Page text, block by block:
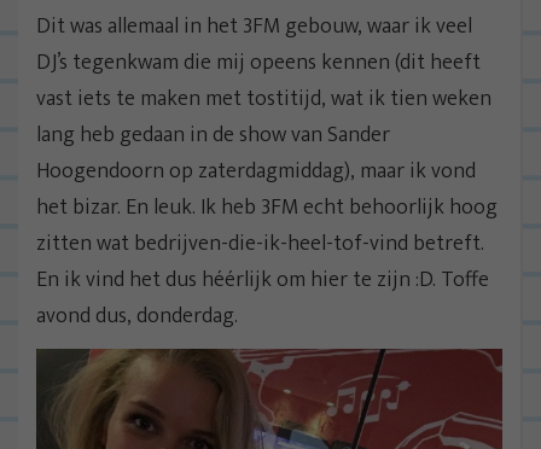
Dit was allemaal in het 3FM gebouw, waar ik veel
DJ’s tegenkwam die mij opeens kennen (dit heeft
vast iets te maken met tostitijd, wat ik tien weken
lang heb gedaan in de show van Sander
Hoogendoorn op zaterdagmiddag), maar ik vond
het bizar. En leuk. Ik heb 3FM echt behoorlijk hoog
zitten wat bedrijven-die-ik-heel-tof-vind betreft.
En ik vind het dus héérlijk om hier te zijn :D. Toffe
avond dus, donderdag.